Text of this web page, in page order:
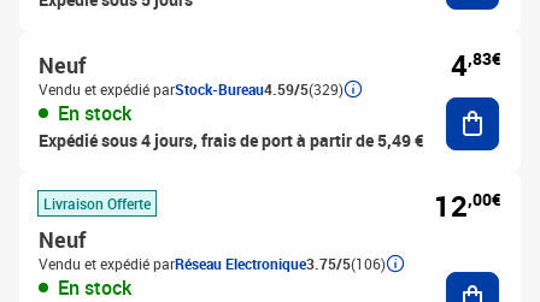
Neuf
Vendu et expédié parStock-Bureau4.59/5(329)
En stock
Expédié sous 4 jours, frais de port à partir de 5,49 €
4,83€
Livraison Offerte
Neuf
Vendu et expédié parRéseau Electronique3.75/5(106)
En stock
12,00€